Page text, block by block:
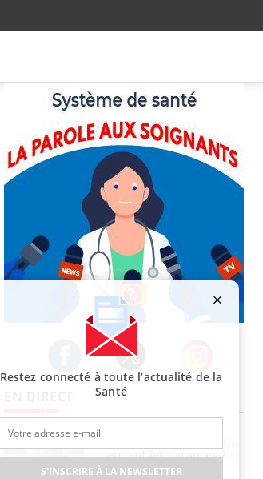
Facebook Twitter Instagram
pendant les vacances ?
Restez connecté à toute l’actualité de la
Santé
S'INSCRIRE À LA NEWSLETTER